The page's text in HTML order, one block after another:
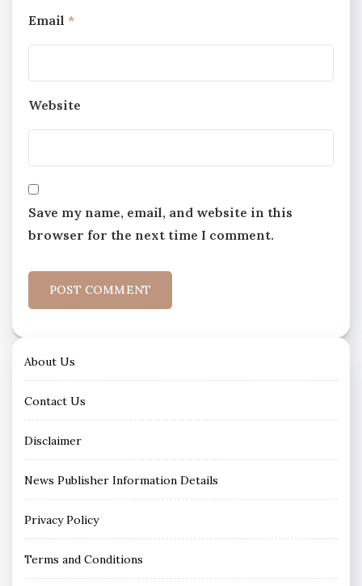
Email *
Website
Save my name, email, and website in this
browser for the next time I comment.
About Us
Contact Us
Disclaimer
News Publisher Information Details
Privacy Policy
Terms and Conditions